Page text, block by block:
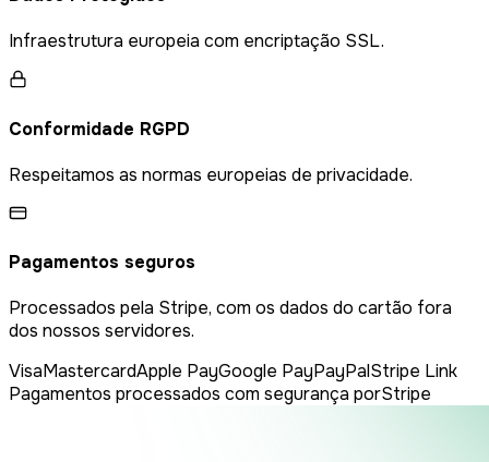
Infraestrutura europeia com encriptação SSL.
Conformidade RGPD
Respeitamos as normas europeias de privacidade.
Pagamentos seguros
Processados pela Stripe, com os dados do cartão fora
dos nossos servidores.
VisaMastercardApple PayGoogle PayPayPalStripe Link
Pagamentos processados com segurança porStripe